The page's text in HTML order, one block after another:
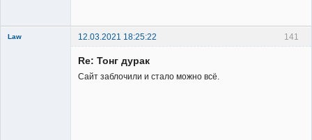
141
Law
12.03.2021 18:25:22
Re: Тонг дурак
Сайт заблочили и стало можно всё.